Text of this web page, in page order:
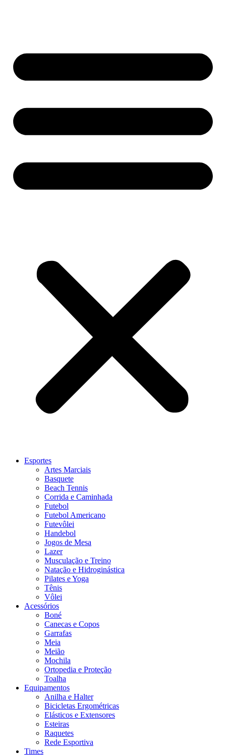
Esportes
Artes Marciais
Basquete
Beach Tennis
Corrida e Caminhada
Futebol
Futebol Americano
Futevôlei
Handebol
Jogos de Mesa
Lazer
Musculação e Treino
Natação e Hidroginástica
Pilates e Yoga
Tênis
Vôlei
Acessórios
Boné
Canecas e Copos
Garrafas
Meia
Meião
Mochila
Ortopedia e Proteção
Toalha
Equipamentos
Anilha e Halter
Bicicletas Ergométricas
Elásticos e Extensores
Esteiras
Raquetes
Rede Esportiva
Times